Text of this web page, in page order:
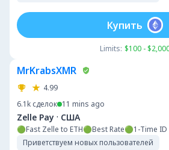
Limits: $100 -
Купить
MrKrabsXMR
4.99
6.1k сделок 11 mins ago
Zelle Pay · США
🟢Fast Zelle to ETH🟢Best Rate🟢1-Time
Приветствуем новых пользователей